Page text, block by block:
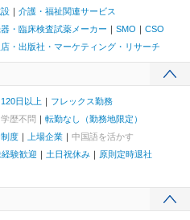
介護・福祉関連サービス
・臨床検査試薬メーカー SMO
CSO
・出版社・マーケティング・リサーチ
日以上
フレックス勤務
学歴不問
転勤なし（勤務地限定）
度 上場企業
中国語を活かす
験歓迎 土日祝休み
原則定時退社